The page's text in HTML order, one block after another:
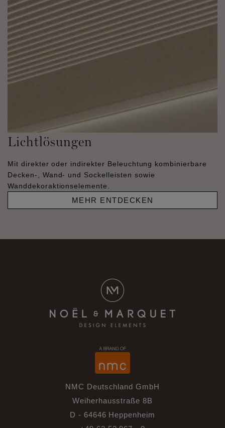
Lichtlösungen
Mit direkter oder indirekter Beleuchtung kombinierbare
Decken-, Wand- und Sockelleisten sowie
Wanddekoraktionselemente.
MEHR ENTDECKEN
NMC Deutschland GmbH
Weiherhausstraße 8B
D - 64646 Heppenheim